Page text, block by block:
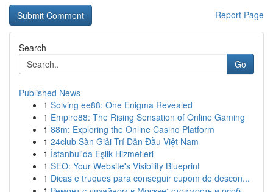
Report Page
Search
Go
Published News
1 Solving ee88: One Enigma Revealed
1 Empire88: The Rising Sensation of Online Gaming
1 88m: Exploring the Online Casino Platform
1 24club Sàn Giải Trí Dẫn Đầu Việt Nam
1 İstanbul'da Eşlik Hizmetleri
1 SEO: Your Website's Visibility Blueprint
1 Dicas e truques para conseguir cupom de descon...